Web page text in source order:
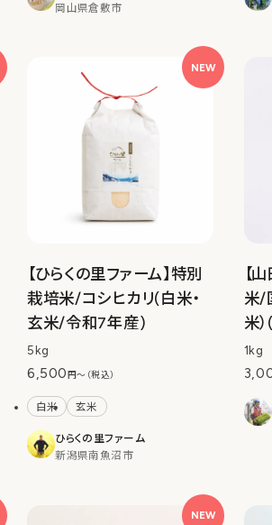
岡山県倉敷市
NEW
【ひらくの里ファーム】特別
栽培米/コシヒカリ(白米・
玄米/令和7年産)
5kg
6,500円〜（税込）
白米 玄米
ひらくの里ファーム
新潟県南魚沼市
【
米/
米
1kg
NEW